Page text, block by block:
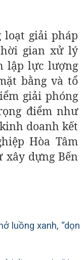
giải pháp
gian xử lý
lập lực lượng
bằng và tổ
giải phóng
điểm như
doanh kết
Hòa Tâm
xây dựng Bến
luồng xanh, “dọn